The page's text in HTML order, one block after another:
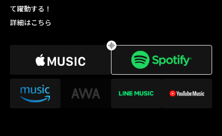
て躍動する！
詳細はこちら